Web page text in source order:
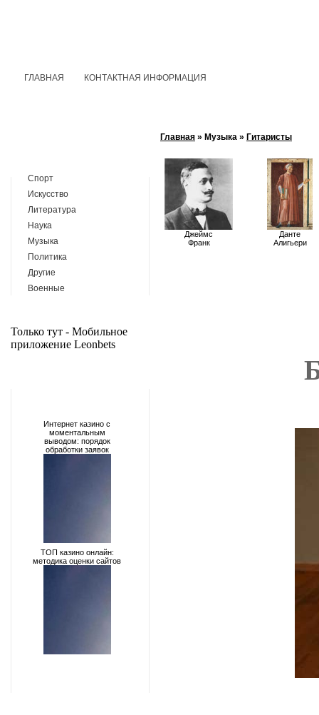
Главная » Музыка » Гитаристы
Джеймс
Франк
Данте
Алигьери
ГЛАВНАЯ КОНТАКТНАЯ ИНФОРМАЦИЯ
Спорт
Искусство
Литература
Наука
Музыка
Политика
Другие
Военные
Только тут - Мобильное
приложение Leonbets
Интернет казино с
моментальным
выводом: порядок
обработки заявок
ТОП казино онлайн:
методика оценки сайтов